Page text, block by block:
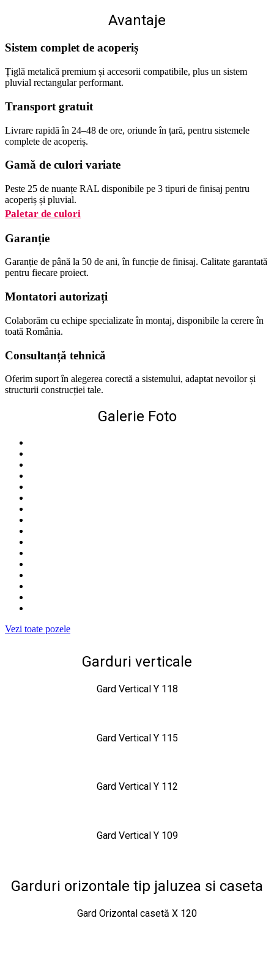
Avantaje
Sistem complet de acoperiș
Țiglă metalică premium și accesorii compatibile, plus un sistem
pluvial rectangular performant.
Transport gratuit
Livrare rapidă în 24–48 de ore, oriunde în țară, pentru sistemele
complete de acoperiș.
Gamă de culori variate
Peste 25 de nuanțe RAL disponibile pe 3 tipuri de finisaj pentru
acoperiș și pluvial.
Paletar de culori
Garanție
Garanție de până la 50 de ani, în funcție de finisaj. Calitate garantată
pentru fiecare proiect.
Montatori autorizați
Colaborăm cu echipe specializate în montaj, disponibile la cerere în
toată România.
Consultanță tehnică
Oferim suport în alegerea corectă a sistemului, adaptat nevoilor și
structurii construcției tale.
Galerie Foto
Vezi toate pozele
Garduri verticale
Gard Vertical Y 118
Gard Vertical Y 115
Gard Vertical Y 112
Gard Vertical Y 109
Garduri orizontale tip jaluzea si caseta
Gard Orizontal casetă X 120